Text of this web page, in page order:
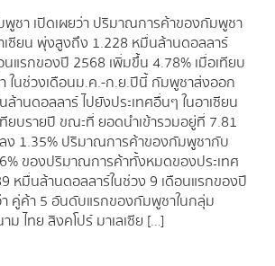
ชา เปิดเผยว่า ปริมาณการค้าของกัมพูชา
เซียน พุ่งสูงถึง 1.228 หมื่นล้านดอลลาร์
นแรกของปี 2568 เพิ่มขึ้น 4.78% เมื่อเทียบ
ในช่วงเดือนม.ค.-ก.ย.ปีนี้ กัมพูชาส่งออก
านดอลลาร์ ไปยังประเทศอื่นๆ ในอาเซียน
ยบรายปี ขณะที่ ยอดนำเข้ารวมอยู่ที่ 7.81
ง 1.35% ปริมาณการค้าของกัมพูชากับ
ของปริมาณการค้าทั้งหมดของประเทศ
หมื่นล้านดอลลาร์ในช่วง 9 เดือนแรกของปี
า คู่ค้า 5 อันดับแรกของกัมพูชาในกลุ่ม
ม ไทย สิงคโปร์ มาเลเซีย […]